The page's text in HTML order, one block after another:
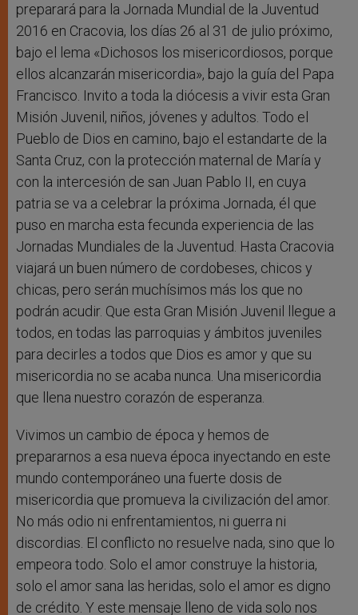
preparará para la Jornada Mundial de la Juventud
2016 en Cracovia, los días 26 al 31 de julio próximo,
bajo el lema «Dichosos los misericordiosos, porque
ellos alcanzarán misericordia», bajo la guía del Papa
Francisco. Invito a toda la diócesis a vivir esta Gran
Misión Juvenil, niños, jóvenes y adultos. Todo el
Pueblo de Dios en camino, bajo el estandarte de la
Santa Cruz, con la protección maternal de María y
con la intercesión de san Juan Pablo II, en cuya
patria se va a celebrar la próxima Jornada, él que
puso en marcha esta fecunda experiencia de las
Jornadas Mundiales de la Juventud. Hasta Cracovia
viajará un buen número de cordobeses, chicos y
chicas, pero serán muchísimos más los que no
podrán acudir. Que esta Gran Misión Juvenil llegue a
todos, en todas las parroquias y ámbitos juveniles
para decirles a todos que Dios es amor y que su
misericordia no se acaba nunca. Una misericordia
que llena nuestro corazón de esperanza.
Vivimos un cambio de época y hemos de
prepararnos a esa nueva época inyectando en este
mundo contemporáneo una fuerte dosis de
misericordia que promueva la civilización del amor.
No más odio ni enfrentamientos, ni guerra ni
discordias. El conflicto no resuelve nada, sino que lo
empeora todo. Solo el amor construye la historia,
solo el amor sana las heridas, solo el amor es digno
de crédito. Y este mensaje lleno de vida solo nos